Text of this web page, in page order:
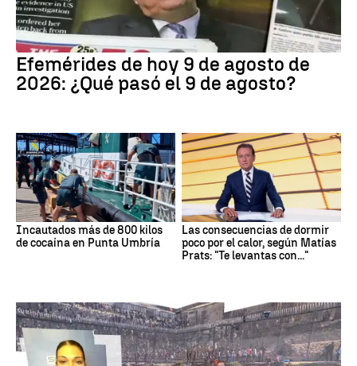
Efemérides de hoy 9 de agosto de
2026: ¿Qué pasó el 9 de agosto?
Incautados más de 800 kilos
de cocaína en Punta Umbría
Las consecuencias de dormir
poco por el calor, según Matías
Prats: "Te levantas con..."